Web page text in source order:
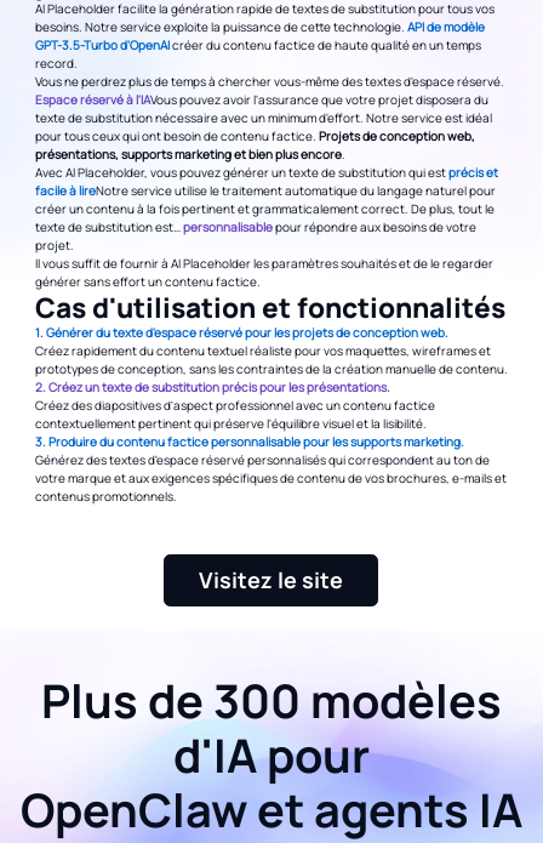
AI Placeholder facilite la génération rapide de textes de substitution pour tous vos
besoins. Notre service exploite la puissance de cette technologie. API de modèle
GPT-3.5-Turbo d'OpenAIcréer du contenu factice de haute qualité en un temps
record.
Vous ne perdrez plus de temps à chercher vous-même des textes d'espace réservé.
Espace réservé à l'IAVous pouvez avoir l'assurance que votre projet disposera du
texte de substitution nécessaire avec un minimum d'effort. Notre service est idéal
pour tous ceux qui ont besoin de contenu factice. Projets de conception web,
présentations, supports marketing et bien plus encore.
Avec AI Placeholder, vous pouvez générer un texte de substitution qui estprécis et
facile à lireNotre service utilise le traitement automatique du langage naturel pour
créer un contenu à la fois pertinent et grammaticalement correct. De plus, tout le
texte de substitution est…personnalisablepour répondre aux besoins de votre
projet.
Il vous suffit de fournir à AI Placeholder les paramètres souhaités et de le regarder
générer sans effort un contenu factice.
Cas d'utilisation et fonctionnalités
1. Générer du texte d'espace réservé pour les projets de conception web.
Créez rapidement du contenu textuel réaliste pour vos maquettes, wireframes et
prototypes de conception, sans les contraintes de la création manuelle de contenu.
2. Créez un texte de substitution précis pour les présentations.
Créez des diapositives d'aspect professionnel avec un contenu factice
contextuellement pertinent qui préserve l'équilibre visuel et la lisibilité.
3. Produire du contenu factice personnalisable pour les supports marketing.
Générez des textes d'espace réservé personnalisés qui correspondent au ton de
votre marque et aux exigences spécifiques de contenu de vos brochures, e-mails et
contenus promotionnels.
Visitez le site
Plus de 300 modèles
d'IA pour
OpenClaw et agents IA